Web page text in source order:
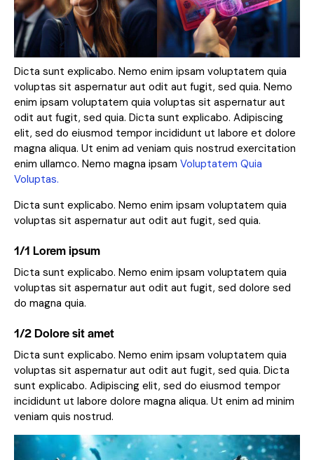
Dicta sunt explicabo. Nemo enim ipsam voluptatem quia
voluptas sit aspernatur aut odit aut fugit, sed quia. Nemo
enim ipsam voluptatem quia voluptas sit aspernatur aut
odit aut fugit, sed quia. Dicta sunt explicabo. Adipiscing
elit, sed do eiusmod tempor incididunt ut labore et dolore
magna aliqua. Ut enim ad veniam quis nostrud exercitation
enim ullamco. Nemo magna ipsam Voluptatem Quia
Voluptas.
Dicta sunt explicabo. Nemo enim ipsam voluptatem quia
voluptas sit aspernatur aut odit aut fugit, sed quia.
1/1 Lorem ipsum
Dicta sunt explicabo. Nemo enim ipsam voluptatem quia
voluptas sit aspernatur aut odit aut fugit, sed dolore sed
do magna quia.
1/2 Dolore sit amet
Dicta sunt explicabo. Nemo enim ipsam voluptatem quia
voluptas sit aspernatur aut odit aut fugit, sed quia. Dicta
sunt explicabo. Adipiscing elit, sed do eiusmod tempor
incididunt ut labore dolore magna aliqua. Ut enim ad minim
veniam quis nostrud.